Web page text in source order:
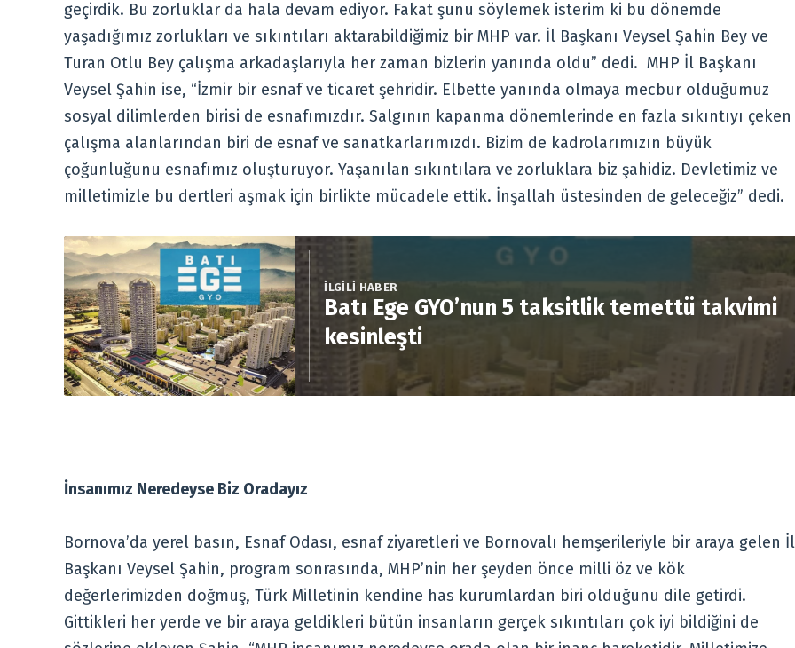
geçirdik. Bu zorluklar da hala devam ediyor. Fakat şunu söylemek isterim ki bu dönemde
yaşadığımız zorlukları ve sıkıntıları aktarabildiğimiz bir MHP var. İl Başkanı Veysel Şahin Bey ve
Turan Otlu Bey çalışma arkadaşlarıyla her zaman bizlerin yanında oldu” dedi. MHP İl Başkanı
Veysel Şahin ise, “İzmir bir esnaf ve ticaret şehridir. Elbette yanında olmaya mecbur olduğumuz
sosyal dilimlerden birisi de esnafımızdır. Salgının kapanma dönemlerinde en fazla sıkıntıyı çeken
çalışma alanlarından biri de esnaf ve sanatkarlarımızdı. Bizim de kadrolarımızın büyük
çoğunluğunu esnafımız oluşturuyor. Yaşanılan sıkıntılara ve zorluklara biz şahidiz. Devletimiz ve
milletimizle bu dertleri aşmak için birlikte mücadele ettik. İnşallah üstesinden de geleceğiz” dedi.
İLGİLİ HABER
Batı Ege GYO’nun 5 taksitlik temettü takvimi
kesinleşti
İnsanımız Neredeyse Biz Oradayız
Bornova’da yerel basın, Esnaf Odası, esnaf ziyaretleri ve Bornovalı hemşerileriyle bir araya gelen İl
Başkanı Veysel Şahin, program sonrasında, MHP’nin her şeyden önce milli öz ve kök
değerlerimizden doğmuş, Türk Milletinin kendine has kurumlardan biri olduğunu dile getirdi.
Gittikleri her yerde ve bir araya geldikleri bütün insanların gerçek sıkıntıları çok iyi bildiğini de